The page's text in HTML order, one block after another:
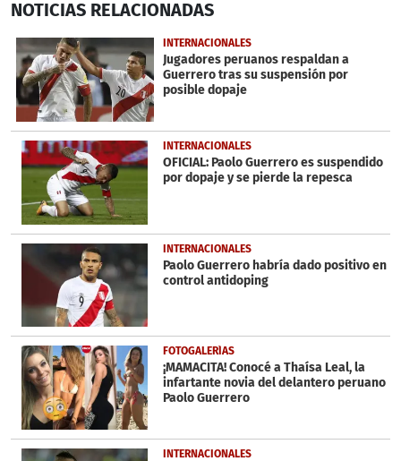
seconds
1
minute,
16
seconds
NOTICIAS RELACIONADAS
INTERNACIONALES
Jugadores peruanos respaldan a
Guerrero tras su suspensión por
posible dopaje
INTERNACIONALES
OFICIAL: Paolo Guerrero es suspendido
por dopaje y se pierde la repesca
INTERNACIONALES
Paolo Guerrero habría dado positivo en
control antidoping
FOTOGALERÍAS
¡MAMACITA! Conocé a Thaísa Leal, la
infartante novia del delantero peruano
Paolo Guerrero
INTERNACIONALES